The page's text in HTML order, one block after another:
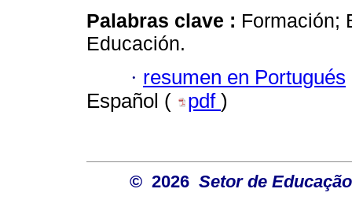
Palabras clave : Formación;
Educación.
· resumen en Portugués
Español (
pdf )
© 2026 Setor de